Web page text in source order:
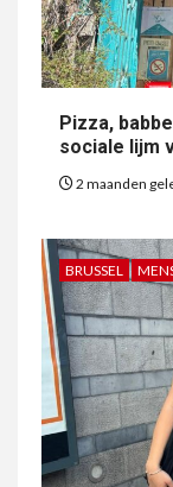
Pizza,
sociale lijm
2 maanden
BRUSSEL